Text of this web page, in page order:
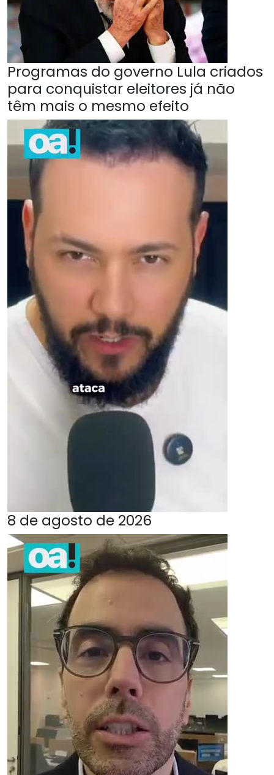
Programas do governo Lula criados
para conquistar eleitores já não
têm mais o mesmo efeito
8 de agosto de 2026